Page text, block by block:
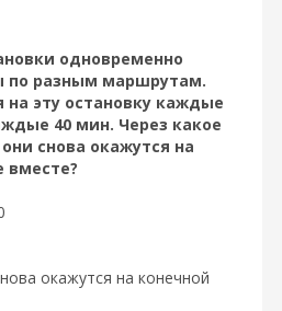
одновременно
по разным маршрутам.
эту остановку каждые
40 мин. Через какое
снова окажутся на
вместе?
окажутся на конечной